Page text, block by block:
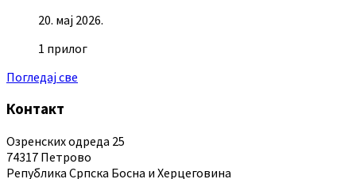
20. мај 2026.
1 прилог
Погледај све
Контакт
Озренских одреда 25
74317 Петрово
Република Српска Босна и Херцеговина